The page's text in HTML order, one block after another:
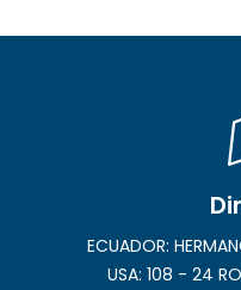
ECUADOR:
USA: 108 - 24